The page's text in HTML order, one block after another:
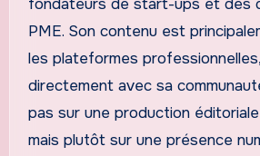
fondateurs de start-ups et des
PME. Son contenu est
les plateformes
directement avec sa
pas sur une production
mais plutôt sur une présence